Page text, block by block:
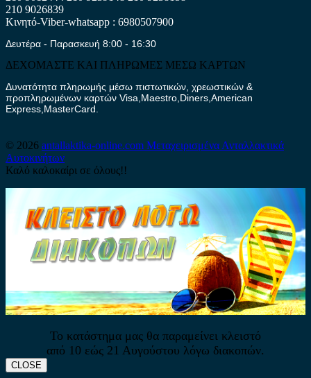
210 9026839
Κινητό-Viber-whatsapp : 6980507900
Δευτέρα - Παρασκευή 8:00 - 16:30
ΔΕΧΟΜΑΣΤΕ ΚΑΙ ΠΛΗΡΩΜΕΣ ΜΕΣΩ ΚΑΡΤΩΝ
Δυνατότητα πληρωμής μέσω πιστωτικών, χρεωστικών &
προπληρωμένων καρτών Visa,Maestro,Diners,American
Express,MasterCard.
© 2026 antallaktika-online.com Μεταχειρισμένα Ανταλλακτικά
Αυτοκινήτων
Καλό καλοκαίρι σε όλους!!
Το κατάστημα μας θα παραμείνει κλειστό
από 10 εώς 21 Αυγούστου λόγω διακοπών.
CLOSE